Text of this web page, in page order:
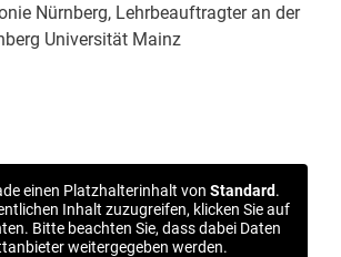
Nürnberg, Lehrbeauftragter an der
Universität Mainz
einen Platzhalterinhalt von Standard.
Inhalt zuzugreifen, klicken Sie auf
Bitte beachten Sie, dass dabei Daten
weitergegeben werden.